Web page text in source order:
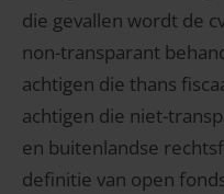
die gevallen wordt de
non-transparant
achtigen die thans
achtigen die niet-
en buitenlandse
definitie van open